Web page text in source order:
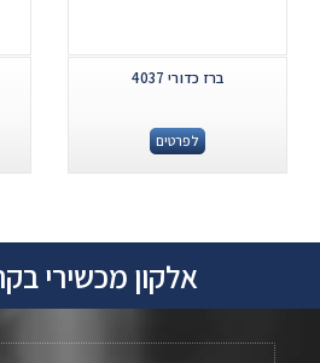
ברז כדורי 4037
לפרטים
אלקון מכשירי